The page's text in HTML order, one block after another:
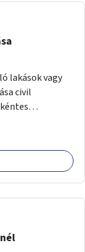
lakások vagy
civil